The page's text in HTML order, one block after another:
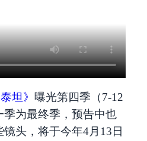
泰坦》 曝光第四季（7-12
为最终季，预告中也
头，将于今年4月13日